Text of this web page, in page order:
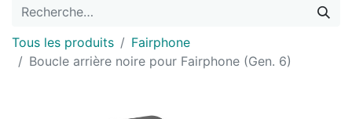
Tous les produits
Fairphone
Boucle arrière noire pour Fairphone (Gen. 6)